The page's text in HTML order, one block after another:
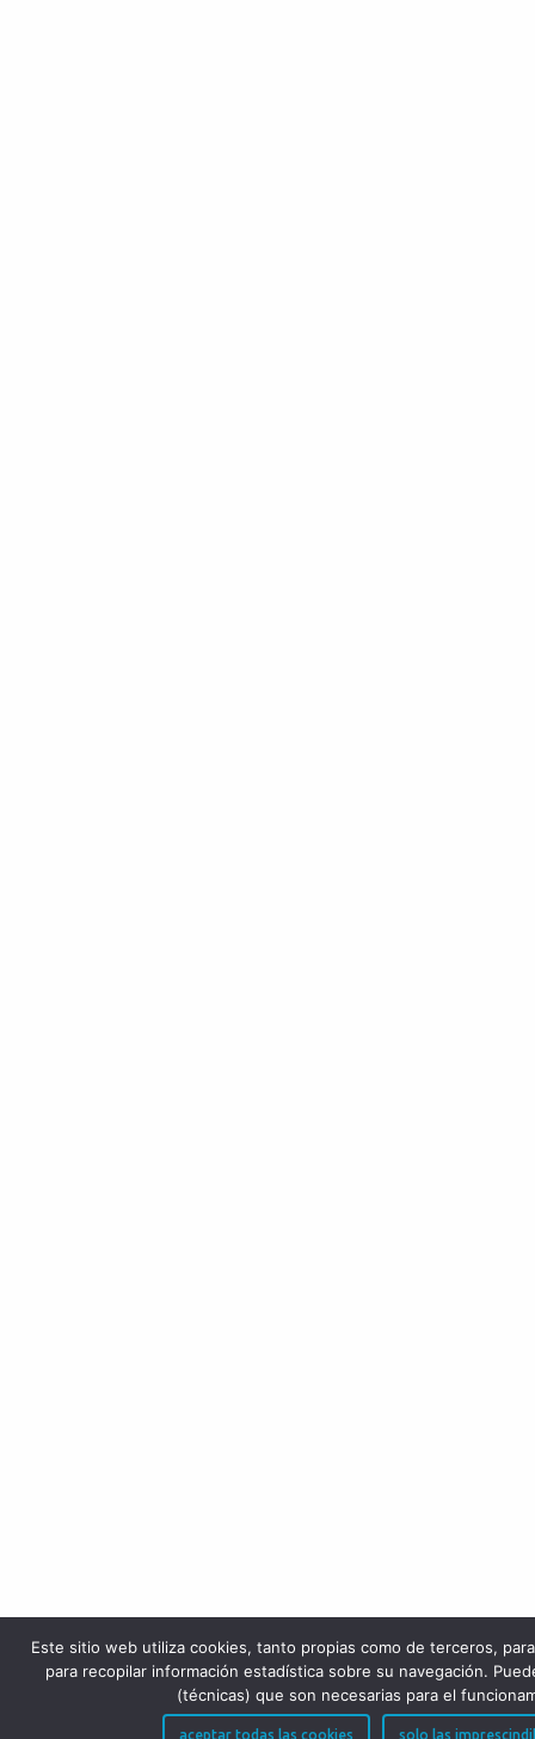
Este sitio web utiliza cookies, tanto propias como de terceros,
para recopilar información estadística sobre su navegación.
(técnicas) que son necesarias para el
aceptar todas las cookies solo las